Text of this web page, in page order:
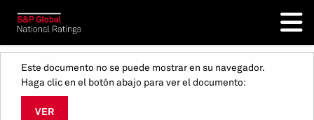
Este documento no se puede mostrar en su navegador.
Haga clic en el botón abajo para ver el documento:
VER